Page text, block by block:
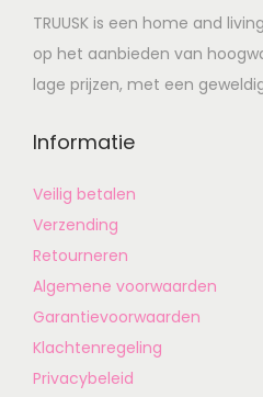
TRUUSK is een home and
op het aanbieden van
lage prijzen, met een
Informatie
Veilig betalen
Verzending
Retourneren
Algemene voorwaarden
Garantievoorwaarden
Klachtenregeling
Privacybeleid